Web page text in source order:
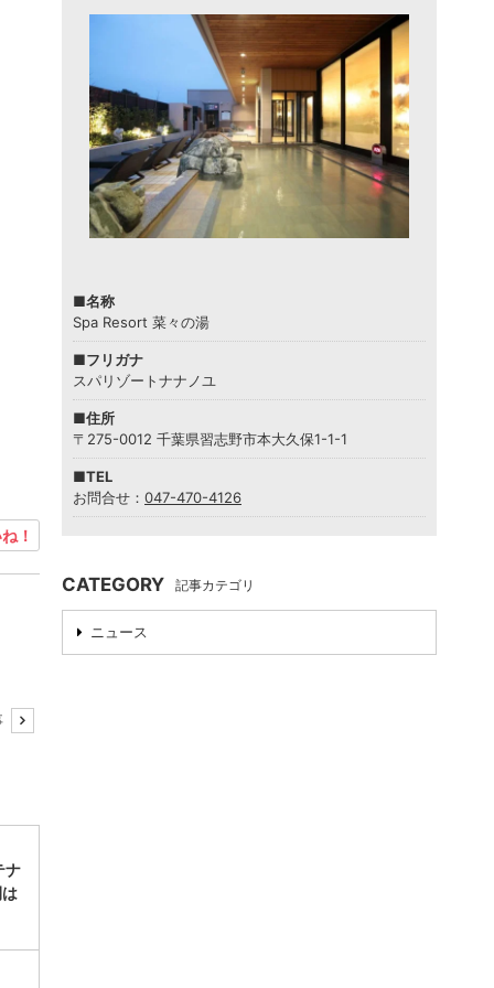
！
ナ
■名称
Spa Resort 菜々の湯
■フリガナ
スパリゾートナナノユ
■住所
〒275-0012 千葉県習志野市本大久保1-1-1
■TEL
お問合せ： 047-470-4126
CATEGORY 記事カテゴリ
ニュース